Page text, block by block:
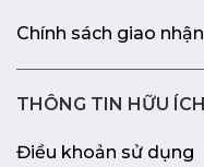
Chính sách giao nhận
THÔNG TIN HỮU ÍCH
Điều khoản sử dụng